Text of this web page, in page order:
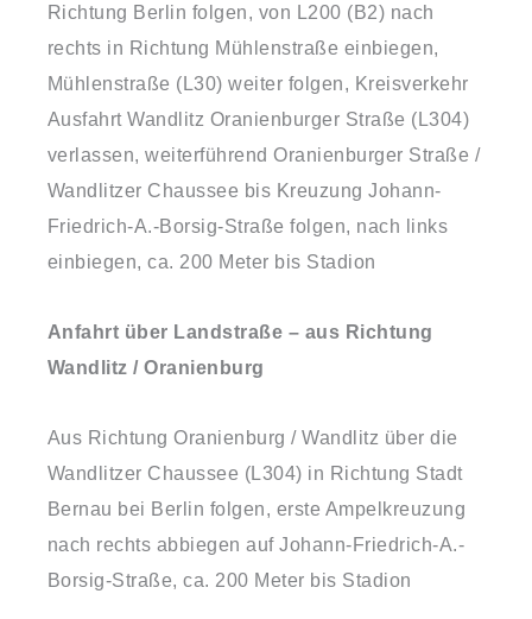
Richtung Berlin folgen, von L200 (B2) nach
rechts in Richtung Mühlenstraße einbiegen,
Mühlenstraße (L30) weiter folgen, Kreisverkehr
Ausfahrt Wandlitz Oranienburger Straße (L304)
verlassen, weiterführend Oranienburger Straße /
Wandlitzer Chaussee bis Kreuzung Johann-
Friedrich-A.-Borsig-Straße folgen, nach links
einbiegen, ca. 200 Meter bis Stadion
Anfahrt über Landstraße – aus Richtung
Wandlitz / Oranienburg
Aus Richtung Oranienburg / Wandlitz über die
Wandlitzer Chaussee (L304) in Richtung Stadt
Bernau bei Berlin folgen, erste Ampelkreuzung
nach rechts abbiegen auf Johann-Friedrich-A.-
Borsig-Straße, ca. 200 Meter bis Stadion